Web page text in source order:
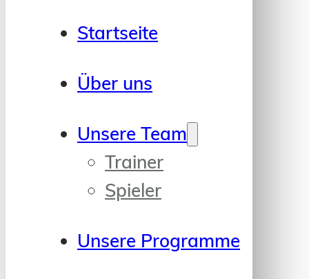
Startseite
Über uns
Unsere Team
Trainer
Spieler
Unsere Programme